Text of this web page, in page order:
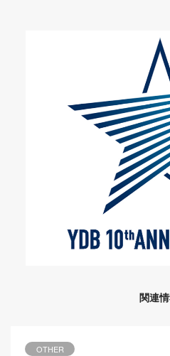
関連
OTHER